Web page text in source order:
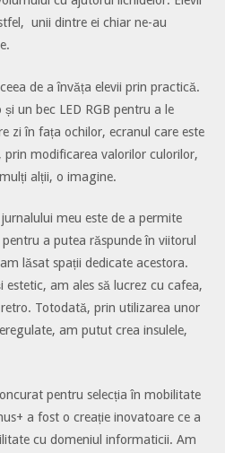
unii dintre ei chiar ne-au
de a învăța elevii prin practică.
un bec LED RGB pentru a le
zi în fața ochilor, ecranul care este
modificarea valorilor culorilor,
alții, o imagine.
meu este de a permite
a putea răspunde în viitorul
lăsat spații dedicate acestora.
estetic, am ales să lucrez cu cafea,
Totodată, prin utilizarea unor
am putut crea insulele,
pentru selecția în mobilitate
a fost o creație inovatoare ce a
cu domeniul informaticii. Am